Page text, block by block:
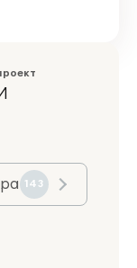
143